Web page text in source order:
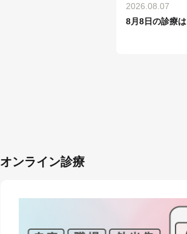
2026.08.07
8月8日の診療は
オンライン診療